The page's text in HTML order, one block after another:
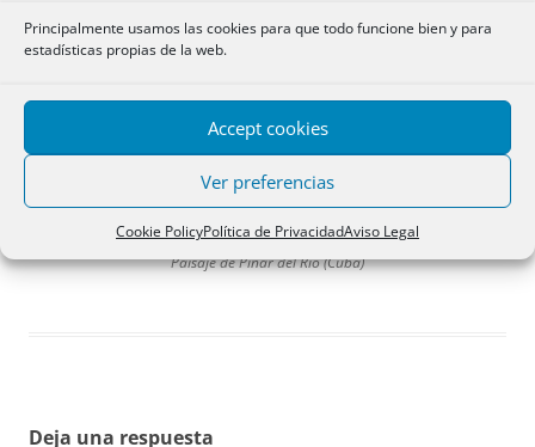
Principalmente usamos las cookies para que todo funcione bien y para
estadísticas propias de la web.
Accept cookies
Ver preferencias
Cookie PolicyPolítica de PrivacidadAviso Legal
Paisaje de Pinar del Río (Cuba)
Deja una respuesta